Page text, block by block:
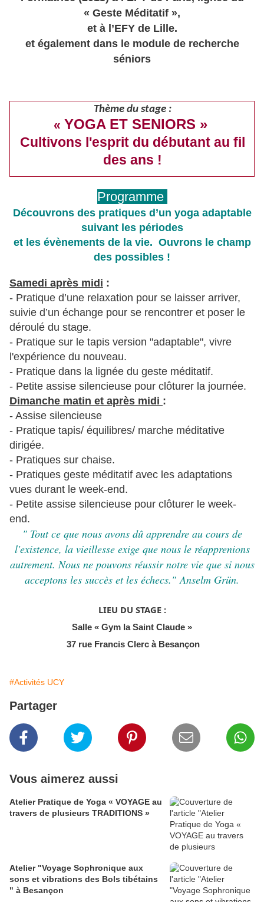
« Geste Méditatif »,
et à l’EFY de Lille.
et également dans le module de recherche
séniors
Thème du stage :
« YOGA ET SENIORS »
Cultivons l'esprit du débutant au fil
des ans !
Programme
Découvrons des pratiques d’un yoga adaptable
suivant les périodes
et les évènements de la vie. Ouvrons le champ
des possibles !
Samedi après midi :
- Pratique d’une relaxation pour se laisser arriver,
suivie d’un échange pour se rencontrer et poser le
déroulé du stage.
- Pratique sur le tapis version "adaptable", vivre
l'expérience du nouveau.
- Pratique dans la lignée du geste méditatif.
- Petite assise silencieuse pour clôturer la journée.
Dimanche matin et après midi :
- Assise silencieuse
- Pratique tapis/ équilibres/ marche méditative
dirigée.
- Pratiques sur chaise.
- Pratiques geste méditatif avec les adaptations
vues durant le week-end.
- Petite assise silencieuse pour clôturer le week-
end.
" Tout ce que nous avons dû apprendre au cours de
l'existence, la vieillesse exige que nous le réapprenions
autrement. Nous ne pouvons réussir notre vie que si nous
acceptons les succès et les échecs."Anselm Grün.
LIEU DU STAGE :
Salle « Gym la Saint Claude »
37 rue Francis Clerc à Besançon
#Activités UCY
Partager
Vous aimerez aussi
Atelier Pratique de Yoga « VOYAGE au
travers de plusieurs TRADITIONS »
Atelier "Voyage Sophronique aux
sons et vibrations des Bols tibétains
" à Besançon